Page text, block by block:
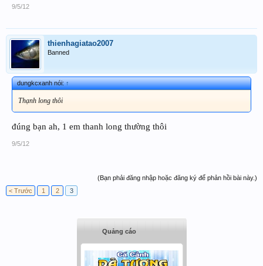
9/5/12
thienhagiatao2007
Banned
dungkcxanh nói:↑
Thạnh long thôi
đúng bạn ah, 1 em thanh long thường thôi
9/5/12
(Bạn phải đăng nhập hoặc đăng ký để phản hồi bài này.)
< Trước
1 2 3
Quảng cáo